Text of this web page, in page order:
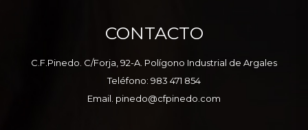
CONTACTO
C.F.Pinedo. C/Forja, 92-A. Polígono Industrial de Argales
Teléfono: 983 471 854
Email. pinedo@cfpinedo.com